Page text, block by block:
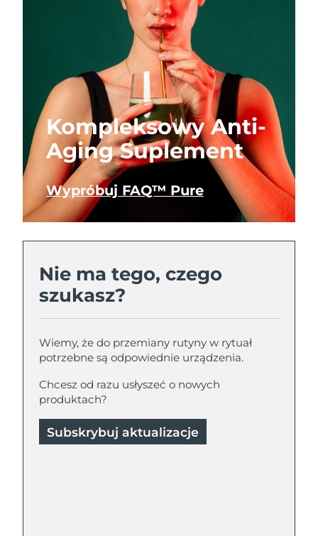
Kompleksowy Anti-
Aging Suplement
Wypróbuj FAQ™ Pure
Nie ma tego, czego
szukasz?
Wiemy, że do przemiany rutyny w rytuał
potrzebne są odpowiednie urządzenia.
Chcesz od razu usłyszeć o nowych
produktach?
Subskrybuj aktualizacje